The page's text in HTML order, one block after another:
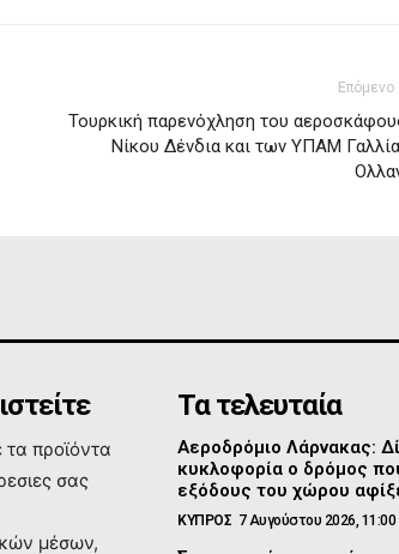
Τουρκική παρενόχληση του
Νίκου Δένδια και των ΥΠΑΜ
προϊόντα
σας
μέσων,
Τα τελευταία
Αεροδρόμιο Λάρνακας:
κυκλοφορία ο δρόμος
εξόδους του χώρου
ΚΥΠΡΟΣ 7 Αυγούστου 2026, 11:00